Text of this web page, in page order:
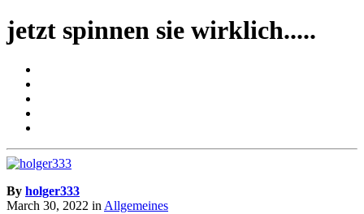
jetzt spinnen sie wirklich.....
By holger333
March 30, 2022 inAllgemeines